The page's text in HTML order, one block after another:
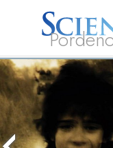
L. Ron Hubbard:
Fondatore